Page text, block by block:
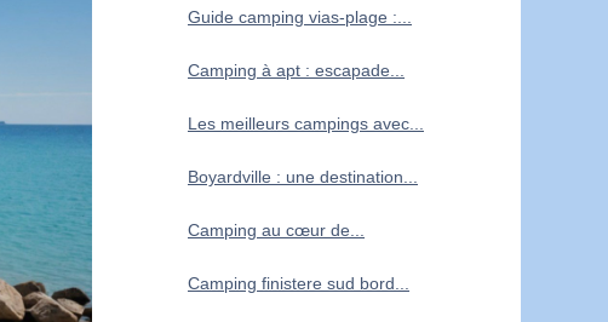
Guide camping vias-plage :...
Camping à apt : escapade...
Les meilleurs campings avec...
Boyardville : une destination...
Camping au cœur de...
Camping finistere sud bord...